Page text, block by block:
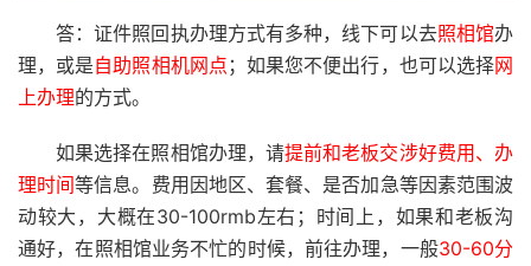
答：证件照回执办理方式有多种，线下可以去照相馆办
理，或是自助照相机网点 ；如果您不便出行，也可以选择网
上办理的方式。
如果选择在照相馆办理，请提前和老板交涉好费用、办
理时间等信息。费用因地区、套餐、是否加急等因素范围波
动较大，大概在30-100rmb左右；时间上，如果和老板沟
通好，在照相馆业务不忙的时候，前往办理，一般30-60分